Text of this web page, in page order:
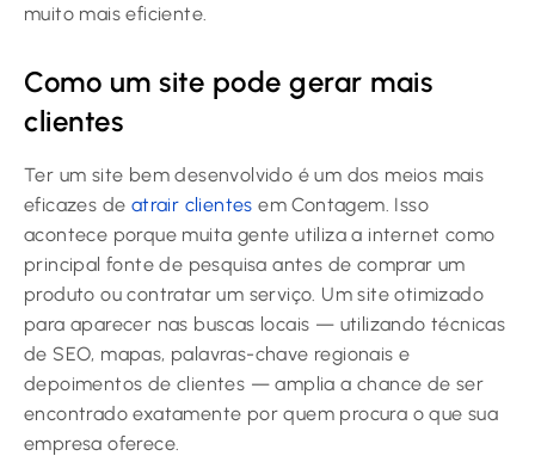
muito mais eficiente.
Como um site pode gerar mais
clientes
Ter um site bem desenvolvido é um dos meios mais
eficazes de atrair clientes em Contagem. Isso
acontece porque muita gente utiliza a internet como
principal fonte de pesquisa antes de comprar um
produto ou contratar um serviço. Um site otimizado
para aparecer nas buscas locais — utilizando técnicas
de SEO, mapas, palavras-chave regionais e
depoimentos de clientes — amplia a chance de ser
encontrado exatamente por quem procura o que sua
empresa oferece.